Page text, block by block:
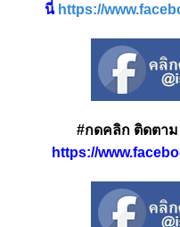
นี่ https://
#กดคลิก ติดตา
https://